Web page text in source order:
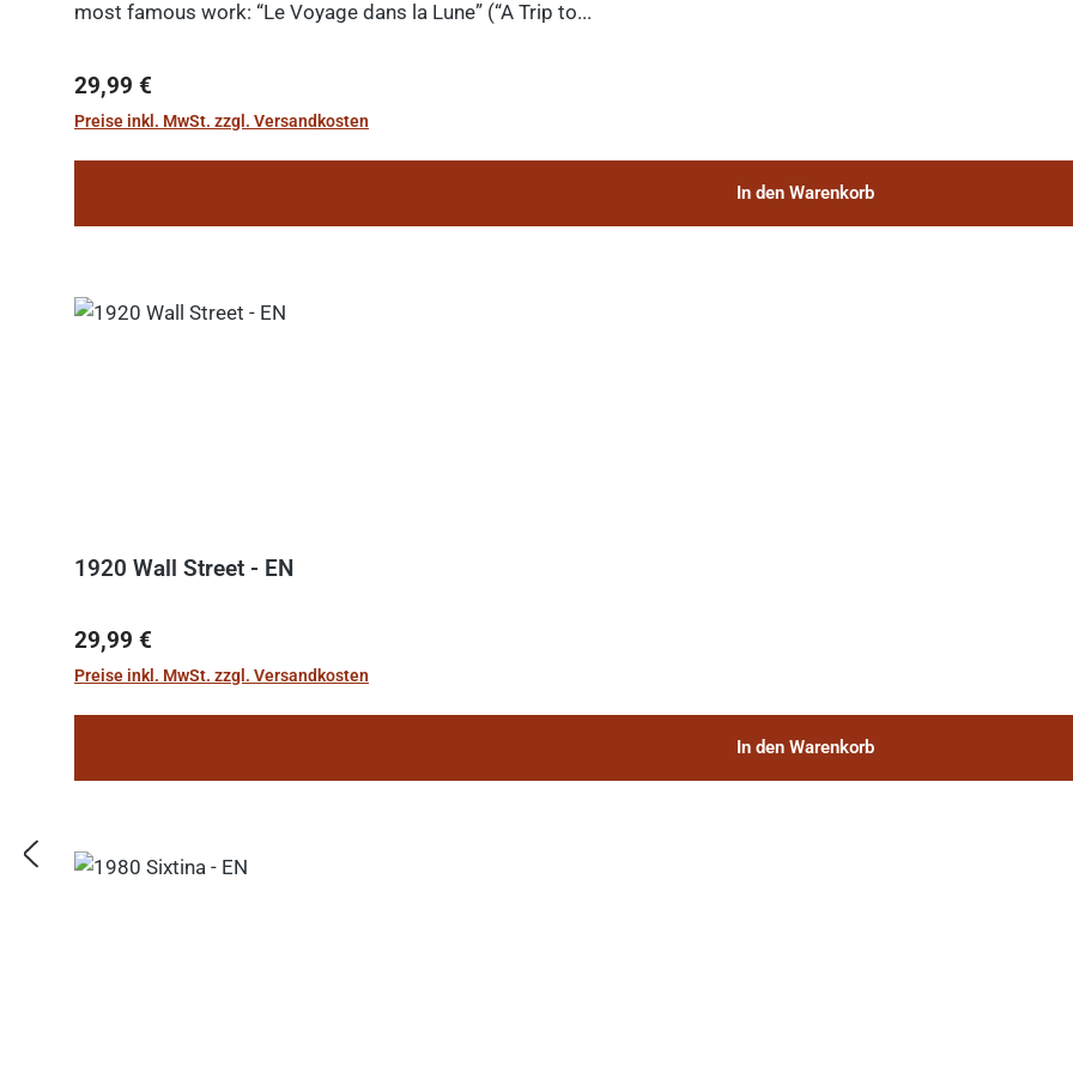
most famous work: “Le Voyage dans la Lune” (“A Trip to...
Regulärer Preis:
29,99 €
Preise inkl. MwSt. zzgl. Versandkosten
In den Warenkorb
1920 Wall Street - EN
Regulärer Preis:
29,99 €
Preise inkl. MwSt. zzgl. Versandkosten
In den Warenkorb